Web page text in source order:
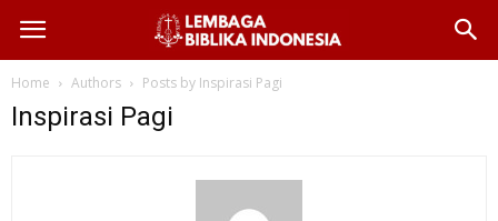
Home Authors Posts by Inspirasi Pagi
Inspirasi Pagi